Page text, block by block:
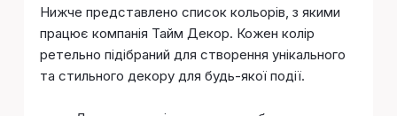
Нижче представлено список кольорів, з якими
працює компанія Тайм Декор. Кожен колір
ретельно підібраний для створення унікального
та стильного декору для будь-якої події.